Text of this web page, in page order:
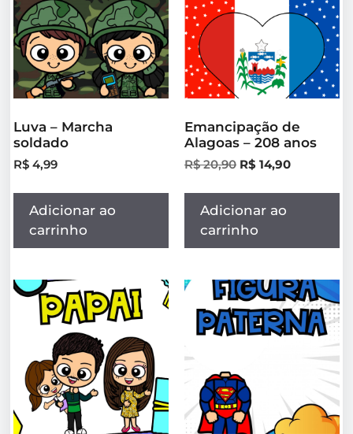
Luva – Marcha
soldado
R$ 4,99
Adicionar ao
carrinho
Emancipação de
Alagoas – 208 anos
R$20,90 R$ 14,90
Adicionar ao
carrinho